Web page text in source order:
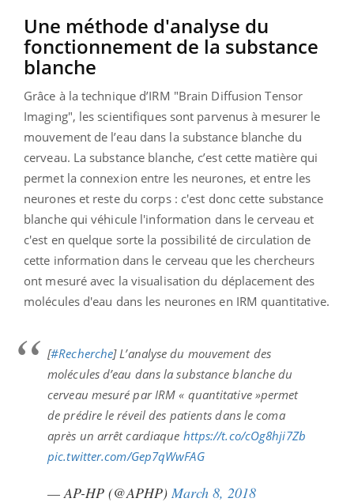
Une méthode d'analyse du
fonctionnement de la substance
blanche
Grâce à la technique d’IRM "Brain Diffusion Tensor
Imaging", les scientifiques sont parvenus à mesurer le
mouvement de l’eau dans la substance blanche du
cerveau. La substance blanche, c’est cette matière qui
permet la connexion entre les neurones, et entre les
neurones et reste du corps : c'est donc cette substance
blanche qui véhicule l'information dans le cerveau et
c'est en quelque sorte la possibilité de circulation de
cette information dans le cerveau que les chercheurs
ont mesuré avec la visualisation du déplacement des
molécules d'eau dans les neurones en IRM quantitative.
[#Recherche] L’analyse du mouvement des
molécules d’eau dans la substance blanche du
cerveau mesuré par IRM « quantitative »permet
de prédire le réveil des patients dans le coma
après un arrêt cardiaque https://t.co/cOg8hji7Zb
pic.twitter.com/Gep7qWwFAG
— AP-HP (@APHP) March 8, 2018